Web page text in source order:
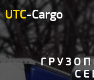
UTC-Cargo